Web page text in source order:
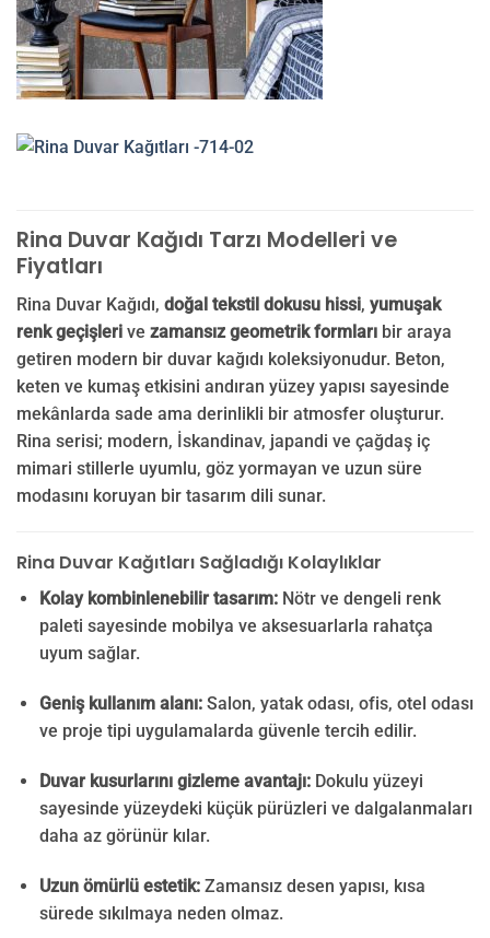
Rina Duvar Kağıdı Tarzı Modelleri ve
Fiyatları
Rina Duvar Kağıdı, doğal tekstil dokusu hissi, yumuşak
renk geçişleri ve zamansız geometrik formları bir araya
getiren modern bir duvar kağıdı koleksiyonudur. Beton,
keten ve kumaş etkisini andıran yüzey yapısı sayesinde
mekânlarda sade ama derinlikli bir atmosfer oluşturur.
Rina serisi; modern, İskandinav, japandi ve çağdaş iç
mimari stillerle uyumlu, göz yormayan ve uzun süre
modasını koruyan bir tasarım dili sunar.
Rina Duvar Kağıtları Sağladığı Kolaylıklar
Kolay kombinlenebilir tasarım:Nötr ve dengeli renk
paleti sayesinde mobilya ve aksesuarlarla rahatça
uyum sağlar.
Geniş kullanım alanı:Salon, yatak odası, ofis, otel odası
ve proje tipi uygulamalarda güvenle tercih edilir.
Duvar kusurlarını gizleme avantajı:Dokulu yüzeyi
sayesinde yüzeydeki küçük pürüzleri ve dalgalanmaları
daha az görünür kılar.
Uzun ömürlü estetik:Zamansız desen yapısı, kısa
sürede sıkılmaya neden olmaz.